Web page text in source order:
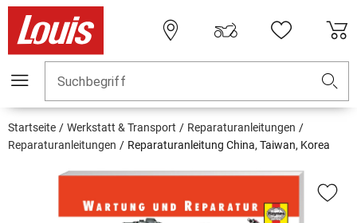
Suchbegriff
Startseite Werkstatt & Transport
Reparaturanleitungen
Reparaturanleitungen
Reparaturanleitung China, Taiwan, Korea